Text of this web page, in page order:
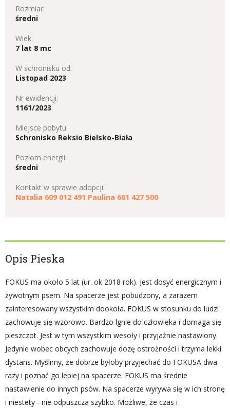
Rozmiar:
średni
Wiek:
7 lat 8 mc
W schronisku od:
Listopad 2023
Nr ewidencji:
1161/2023
Miejsce pobytu:
Schronisko Reksio Bielsko-Biała
Poziom energii:
średni
Kontakt w sprawie adopcji:
Natalia 609 012 491 Paulina 661 427 500
Opis Pieska
FOKUS ma około 5 lat (ur. ok 2018 rok). Jest dosyć energicznym i
żywotnym psem. Na spacerze jest pobudzony, a zarazem
zainteresowany wszystkim dookoła. FOKUS w stosunku do ludzi
zachowuje się wzorowo. Bardzo lgnie do człowieka i domaga się
pieszczot. Jest w tym wszystkim wesoły i przyjaźnie nastawiony.
Jedynie wobec obcych zachowuje dozę ostrożności i trzyma lekki
dystans. Myślimy, że dobrze byłoby przyjechać do FOKUSA dwa
razy i poznać go lepiej na spacerze. FOKUS ma średnie
nastawienie do innych psów. Na spacerze wyrywa się w ich stronę
i niestety - nie odpuszcza szybko. Możliwe, że czas i